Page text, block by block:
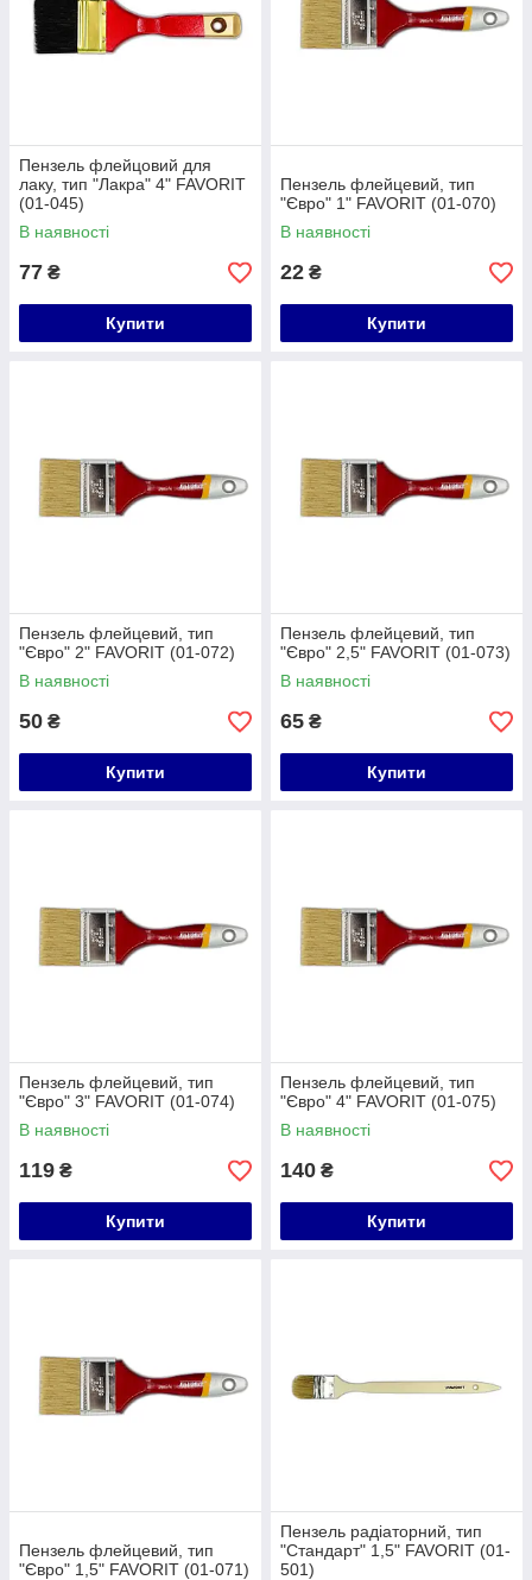
Пензель флейцовий для
лаку, тип "Лакра" 4" FAVORIT
(01-045)
В наявності
77 ₴
Купити
Пензель флейцевий, тип
"Євро" 1" FAVORIT (01-070)
В наявності
22 ₴
Купити
Пензель флейцевий, тип
"Євро" 2" FAVORIT (01-072)
В наявності
50 ₴
Купити
Пензель флейцевий, тип
"Євро" 2,5" FAVORIT (01-073)
В наявності
65 ₴
Купити
Пензель флейцевий, тип
"Євро" 3" FAVORIT (01-074)
В наявності
119 ₴
Купити
Пензель флейцевий, тип
"Євро" 4" FAVORIT (01-075)
В наявності
140 ₴
Купити
Пензель флейцевий, тип
"Євро" 1,5" FAVORIT (01-071)
Пензель радіаторний, тип
"Стандарт" 1,5" FAVORIT (01-
501)